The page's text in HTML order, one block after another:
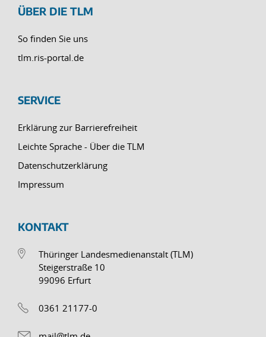
ÜBER DIE TLM
So finden Sie uns
tlm.ris-portal.de
SERVICE
Erklärung zur Barrierefreiheit
Leichte Sprache - Über die TLM
Datenschutzerklärung
Impressum
KONTAKT
Thüringer Landesmedienanstalt (TLM)
Steigerstraße 10
99096 Erfurt
0361 21177-0